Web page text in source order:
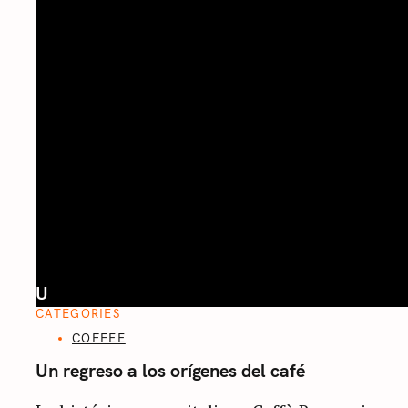
U
CATEGORIES
COFFEE
Un regreso a los orígenes del café